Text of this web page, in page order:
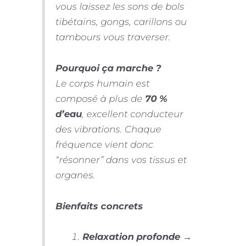
vous laissez les sons de bols
tibétains, gongs, carillons ou
tambours vous traverser.
Pourquoi ça marche ?
Le corps humain est
composé à plus de 70 %
d’eau, excellent conducteur
des vibrations. Chaque
fréquence vient donc
“résonner” dans vos tissus et
organes.
Bienfaits concrets
Relaxation profonde→